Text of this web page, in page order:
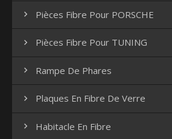
 Pièces Fibre Pour PORSCHE
 Pièces Fibre Pour TUNING
 Rampe De Phares
 Plaques En Fibre De Verre
 Habitacle En Fibre